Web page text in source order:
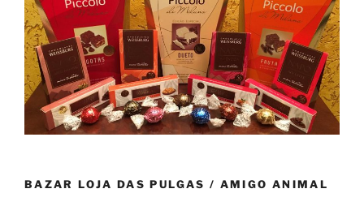
BAZAR LOJA DAS PULGAS / AMIGO ANIMAL